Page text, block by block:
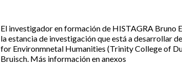
El investigador en formación de HISTAGRA Bruno
la estancia de investigación que está a desarrollar
for Environmnetal Humanities (Trinity College of
Bruisch. Más información en anexos